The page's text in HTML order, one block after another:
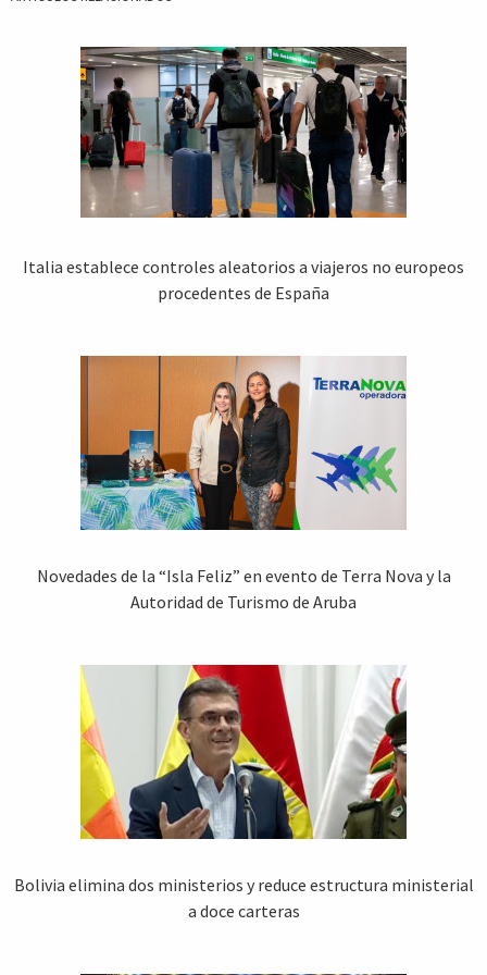
Italia establece controles aleatorios a viajeros no europeos
procedentes de España
Novedades de la “Isla Feliz” en evento de Terra Nova y la
Autoridad de Turismo de Aruba
Bolivia elimina dos ministerios y reduce estructura ministerial
a doce carteras